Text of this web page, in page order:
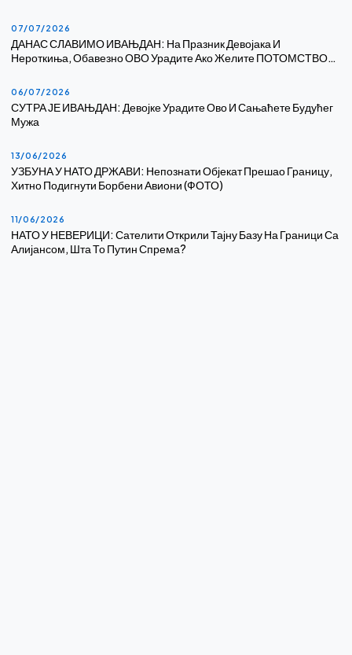
07/07/2026
ДАНАС СЛАВИМО ИВАЊДАН: На Празник Девојака И
Нероткиња, Обавезно ОВО Урадите Ако Желите ПОТОМСТВО…
06/07/2026
СУТРА ЈЕ ИВАЊДАН: Девојке Урадите Ово И Сањаћете Будућег
Мужа
13/06/2026
УЗБУНА У НАТО ДРЖАВИ: Непознати Објекат Прешао Границу,
Хитно Подигнути Борбени Авиони (ФОТО)
11/06/2026
НАТО У НЕВЕРИЦИ: Сателити Открили Тајну Базу На Граници Са
Алијансом, Шта То Путин Спрема?